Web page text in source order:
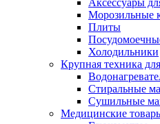
Аксессуары
Морозильные
Плиты
Холодильники
Крупная техника
Стиральные
Сушильные
Медицинские